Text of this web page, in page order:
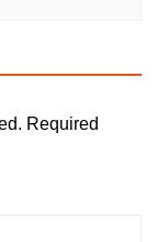
Required